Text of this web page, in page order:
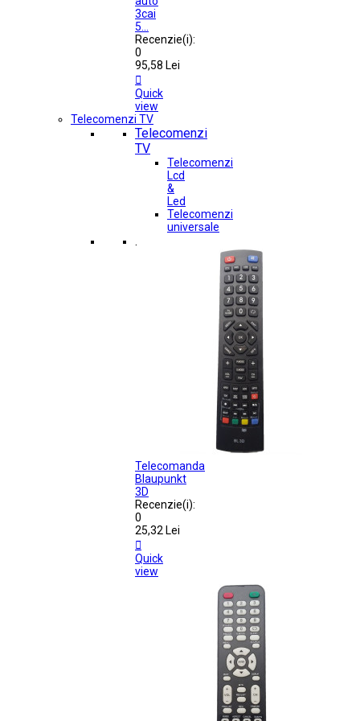
3cai
5...
Recenzie(i):
0
95,58 Lei

Quick
view
Telecomenzi TV
Telecomenzi
TV
Telecomenzi
Lcd
&
Led
Telecomenzi
universale
.
Telecomanda
Blaupunkt
3D
Recenzie(i):
0
25,32 Lei

Quick
view